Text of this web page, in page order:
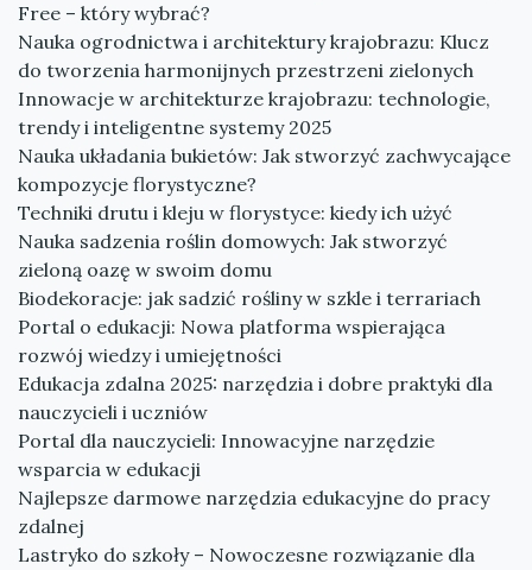
Free – który wybrać?
Nauka ogrodnictwa i architektury krajobrazu: Klucz
do tworzenia harmonijnych przestrzeni zielonych
Innowacje w architekturze krajobrazu: technologie,
trendy i inteligentne systemy 2025
Nauka układania bukietów: Jak stworzyć zachwycające
kompozycje florystyczne?
Techniki drutu i kleju w florystyce: kiedy ich użyć
Nauka sadzenia roślin domowych: Jak stworzyć
zieloną oazę w swoim domu
Biodekoracje: jak sadzić rośliny w szkle i terrariach
Portal o edukacji: Nowa platforma wspierająca
rozwój wiedzy i umiejętności
Edukacja zdalna 2025: narzędzia i dobre praktyki dla
nauczycieli i uczniów
Portal dla nauczycieli: Innowacyjne narzędzie
wsparcia w edukacji
Najlepsze darmowe narzędzia edukacyjne do pracy
zdalnej
Lastryko do szkoły – Nowoczesne rozwiązanie dla